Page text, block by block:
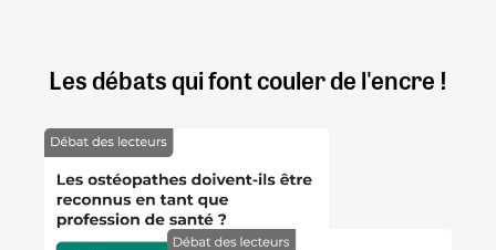
Les débats qui font couler de l'encre !